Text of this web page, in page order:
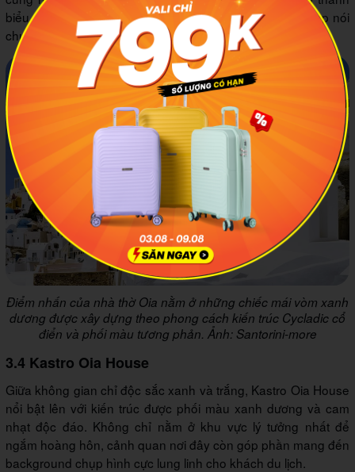
biểu tượng không chỉ của Oia Santorini mà còn cả Hy Lạp nói
chung.
Điểm nhấn của nhà thờ Oia nằm ở những chiếc mái vòm xanh
dương được xây dựng theo phong cách kiến trúc Cycladic cổ
điển và phối màu tương phản. Ảnh: Santorini-more
3.4 Kastro Oia House
Giữa không gian chỉ độc sắc xanh và trắng, Kastro Oia House
nổi bật lên với kiến trúc được phối màu xanh dương và cam
nhạt độc đáo. Không chỉ nằm ở khu vực lý tưởng nhất để
ngắm hoàng hôn, cảnh quan nơi đây còn góp phần mang đến
background chụp hình cực lung linh cho khách du lịch.